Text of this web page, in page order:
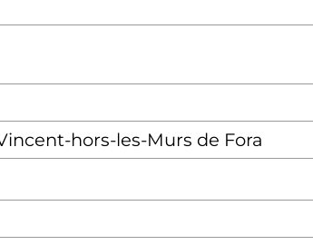
hors-les-Murs de Fora